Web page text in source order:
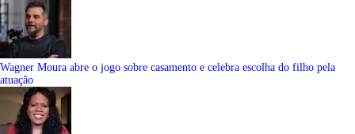
Wagner Moura abre o jogo sobre casamento e celebra escolha do filho pela
atuação